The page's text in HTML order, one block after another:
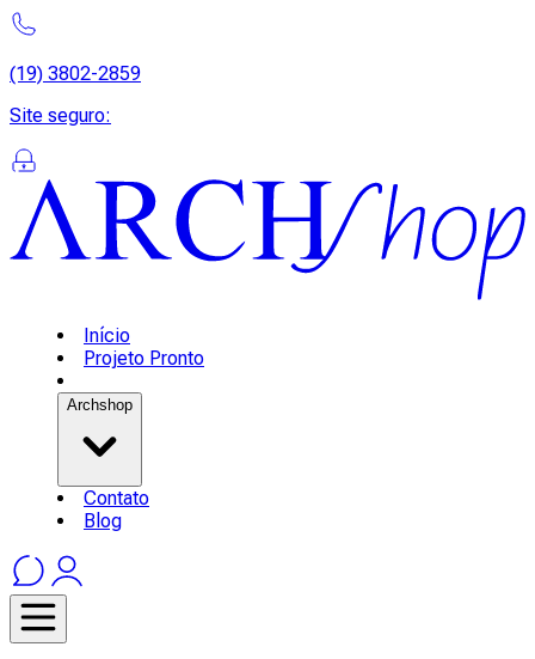
(19) 3802-2859
Site seguro:
Início
Projeto Pronto
Archshop
Contato
Blog